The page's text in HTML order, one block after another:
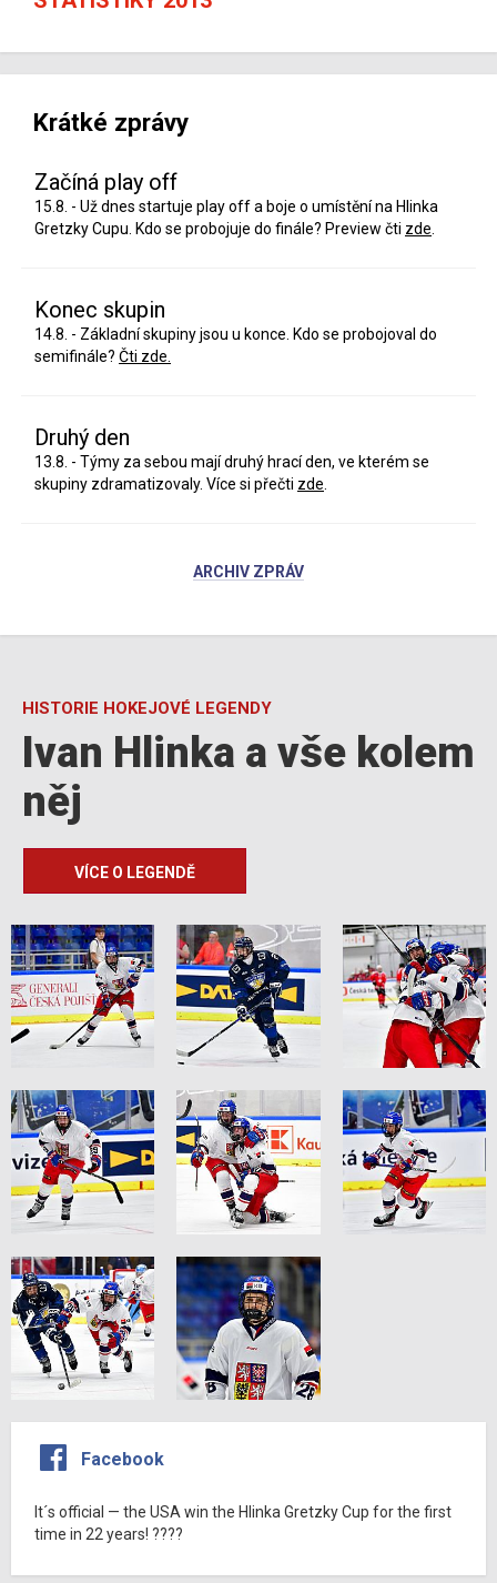
Krátké zprávy
Začíná play off
15.8. - Už dnes startuje play off a boje o umístění na Hlinka
Gretzky Cupu. Kdo se probojuje do finále? Preview čti zde
Konec skupin
14.8. - Základní skupiny jsou u konce. Kdo se probojoval do
semifinále? Čti zde.
Druhý den
13.8. - Týmy za sebou mají druhý hrací den, ve kterém se
skupiny zdramatizovaly. Více si přečti zde
ARCHIV ZPRÁV
HISTORIE HOKEJOVÉ LEGENDY
Ivan Hlinka a vše kolem
něj
VÍCE O LEGENDĚ
Facebook
It´s official — the USA win the Hlinka Gretzky Cup for the first
time in 22 years! ????